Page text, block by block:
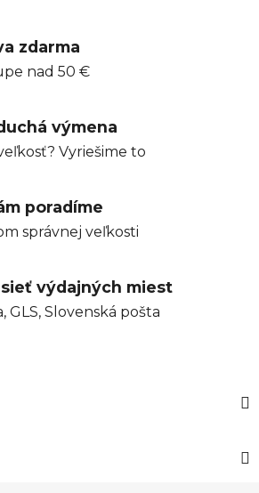
zdarma
nad 50 €
výmena
Vyriešime to
poradíme
správnej veľkosti
výdajných miest
GLS, Slovenská pošta